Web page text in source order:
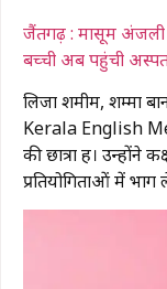
जैंतगढ़ : मासूम अंजली
बच्ची अब पहुंची
लिजा शमीम, शम्मा
Kerala English
की छात्रा हैं। उन्होंने
प्रतियोगिताओं में भाग